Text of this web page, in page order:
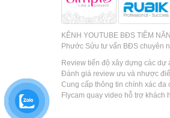
KÊNH YOUTUBE BĐS TIỀM
Phước Sửu tư vấn BĐS chuyên
Review tiến độ xây dựng các dự
Đánh giá review ưu và nhược
Cung cấp thông tin chính xác đa
Flycam quay video hỗ trợ khách